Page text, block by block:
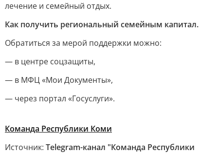
лечение и семейный отдых.
Как получить региональный семейным капитал.
Обратиться за мерой поддержки можно:
— в центре соцзащиты,
— в МФЦ «Мои Документы»,
— через портал «Госуслуги».
Команда Республики Коми
Источник: Telegram-канал "Команда Республики